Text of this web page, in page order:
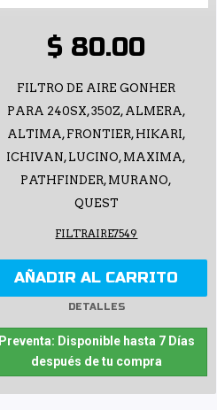
$ 80.00
FILTRO DE AIRE GONHER
PARA 240SX, 350Z, ALMERA,
ALTIMA, FRONTIER, HIKARI,
ICHIVAN, LUCINO, MAXIMA,
PATHFINDER, MURANO,
QUEST
FILTRAIRE7549
AÑADIR AL CARRITO
DETALLES
Preventa: Disponible hasta 7 Días
después de tu compra